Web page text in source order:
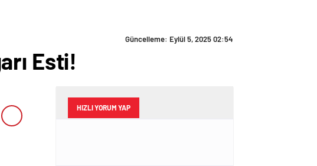
Güncelleme: Eylül 5, 2025 02:54
Esti!
HIZLI YORUM YAP